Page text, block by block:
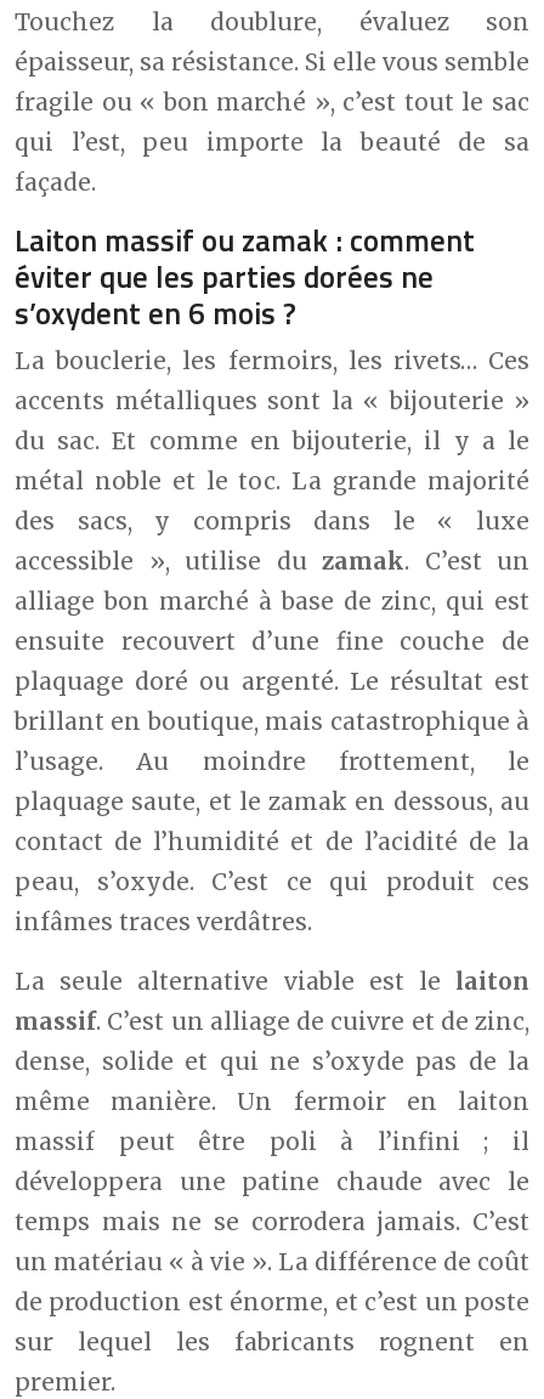
Touchez la doublure, évaluez son
épaisseur, sa résistance. Si elle vous semble
fragile ou « bon marché », c’est tout le sac
qui l’est, peu importe la beauté de sa
façade.
Laiton massif ou zamak : comment
éviter que les parties dorées ne
s’oxydent en 6 mois ?
La bouclerie, les fermoirs, les rivets… Ces
accents métalliques sont la « bijouterie »
du sac. Et comme en bijouterie, il y a le
métal noble et le toc. La grande majorité
des sacs, y compris dans le « luxe
accessible », utilise du zamak. C’est un
alliage bon marché à base de zinc, qui est
ensuite recouvert d’une fine couche de
plaquage doré ou argenté. Le résultat est
brillant en boutique, mais catastrophique à
l’usage. Au moindre frottement, le
plaquage saute, et le zamak en dessous, au
contact de l’humidité et de l’acidité de la
peau, s’oxyde. C’est ce qui produit ces
infâmes traces verdâtres.
La seule alternative viable est le laiton
massif. C’est un alliage de cuivre et de zinc,
dense, solide et qui ne s’oxyde pas de la
même manière. Un fermoir en laiton
massif peut être poli à l’infini ; il
développera une patine chaude avec le
temps mais ne se corrodera jamais. C’est
un matériau « à vie ». La différence de coût
de production est énorme, et c’est un poste
sur lequel les fabricants rognent en
premier.